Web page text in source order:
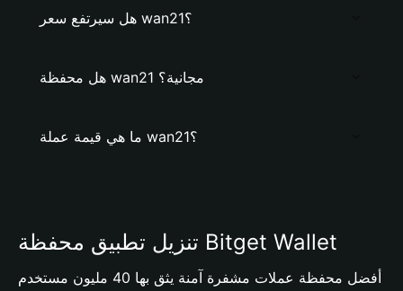
هل سيرتفع سعر wan21؟
هل محفظة wan21 مجانية؟
ما هي قيمة عملة wan21؟
تنزيل تطبيق محفظة Bitget Wallet
أفضل محفظة عملات مشفرة آمنة يثق بها 40 مليون مستخدم